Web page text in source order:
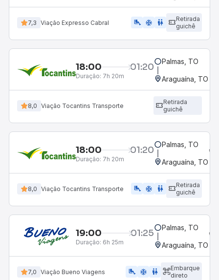
7,3 Viação Expresso Cabral airline_seat_legroom_extra ac_unit wc
Retirada
guichê
18:00 01:20
Duração: 7h 20m
Palmas, TO
Araguaína, TO
8,0 Viação Tocantins Transporte
Retirada
guichê
18:00 01:20
Duração: 7h 20m
Palmas, TO
Araguaína, TO
8,0 Viação Tocantins Transporte airline_seat_legroom_extra ac_unit wc
Retirada
guichê
19:00 01:25
Duração: 6h 25m
Palmas, TO
Araguaína, TO
7,0 Viação Bueno Viagens airline_seat_legroom_extra ac_unit wc
Embarque
direto